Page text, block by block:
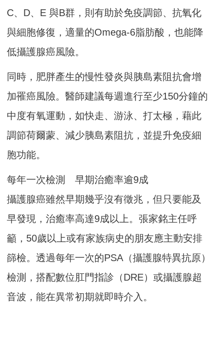
C、D、E 與B群，則有助於免疫調節、抗氧化
與細胞修復，適量的Omega-6脂肪酸，也能降
低攝護腺癌風險。
同時，肥胖產生的慢性發炎與胰島素阻抗會增
加罹癌風險。醫師建議每週進行至少150分鐘的
中度有氧運動，如快走、游泳、打太極，藉此
調節荷爾蒙、減少胰島素阻抗，並提升免疫細
胞功能。
每年一次檢測 早期治癒率逾9成
攝護腺癌雖然早期幾乎沒有徵兆，但只要能及
早發現，治癒率高達9成以上。張家銘主任呼
籲，50歲以上或有家族病史的朋友應主動安排
篩檢。透過每年一次的PSA（攝護腺特異抗原）
檢測，搭配數位肛門指診（DRE）或攝護腺超
音波，能在異常初期就即時介入。